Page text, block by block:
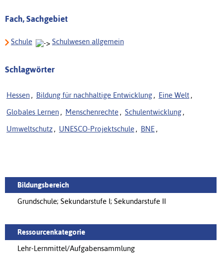
Fach, Sachgebiet
Schule Schulwesen allgemein
Schlagwörter
Hessen , Bildung für nachhaltige Entwicklung , Eine Welt ,
Globales Lernen , Menschenrechte , Schulentwicklung ,
Umweltschutz , UNESCO-Projektschule , BNE ,
Bildungsbereich
Grundschule; Sekundarstufe I; Sekundarstufe II
Ressourcenkategorie
Lehr-Lernmittel/Aufgabensammlung